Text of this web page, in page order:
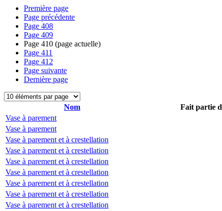
Première page
Page précédente
Page 408
Page 409
Page 410 (page actuelle)
Page 411
Page 412
Page suivante
Dernière page
Nom
Fait partie
Vase à parement
Vase à parement
Vase à parement et à crestellation
Vase à parement et à crestellation
Vase à parement et à crestellation
Vase à parement et à crestellation
Vase à parement et à crestellation
Vase à parement et à crestellation
Vase à parement et à crestellation